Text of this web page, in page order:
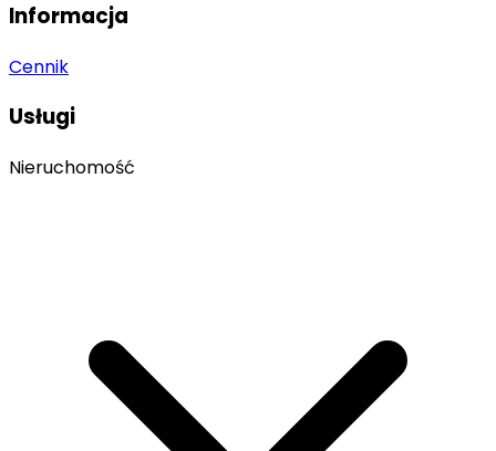
Informacja
Cennik
Usługi
Nieruchomość